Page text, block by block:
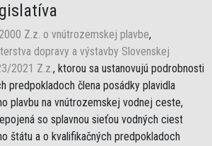
Z.z. o vnútrozemskej plavbe,
dopravy a výstavby Slovenskej
2021 Z.z., ktorou sa ustanovujú podrobnosti
predpokladoch člena posádky plavidla
plavbu na vnútrozemskej vodnej ceste,
so splavnou sieťou vodných ciest
štátu a o kvalifikačných predpokladoch